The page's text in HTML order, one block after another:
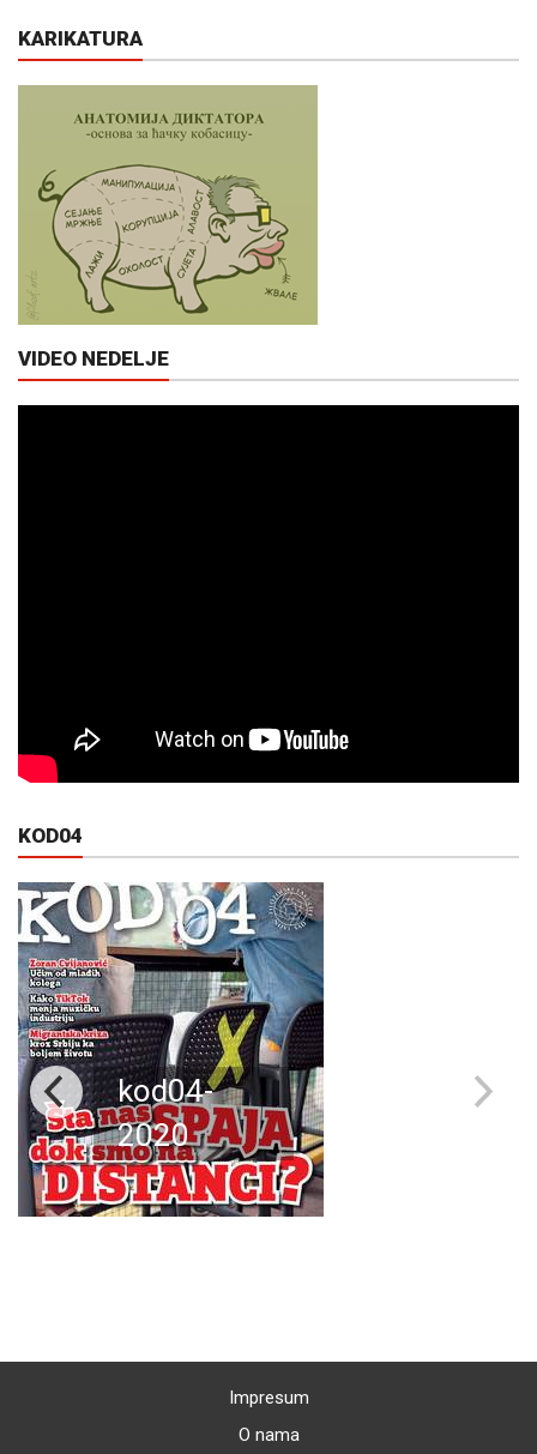
KARIKATURA
VIDEO NEDELJE
KOD04
kod04-
2020
Impresum
O nama